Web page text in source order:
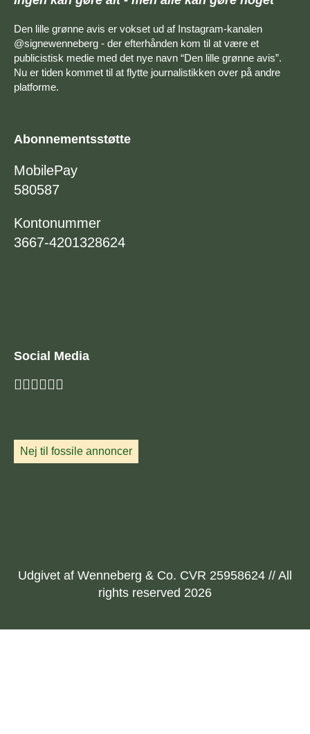
Den lille grønne avis er vokset ud af Instagram-kanalen
@signewenneberg - der efterhånden kom til at være et
publicistisk medie med det nye navn “Den lille grønne avis”.
Nu er tiden kommet til at flytte journalistikken over på andre
platforme.
Abonnementsstøtte
MobilePay
580587
Kontonummer
3667-4201328624
Social Media
Nej til fossile annoncer
Udgivet af Wenneberg & Co. CVR 25958624 // All
rights reserved 2026